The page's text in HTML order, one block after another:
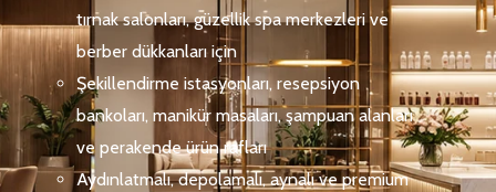
tırnak salonları, güzellik spa merkezleri ve
berber dükkanları için
Şekillendirme istasyonları, resepsiyon
bankoları, manikür masaları, şampuan alanları
ve perakende ürün rafları
Aydınlatmalı, depolamalı, aynalı ve premium